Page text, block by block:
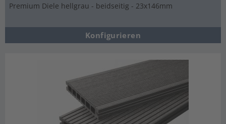
Premium Diele hellgrau - beidseitig - 23x146mm
Konfigurieren